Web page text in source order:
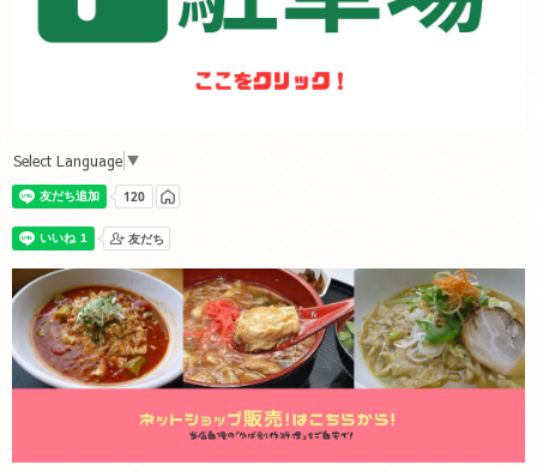
Select Language ▼